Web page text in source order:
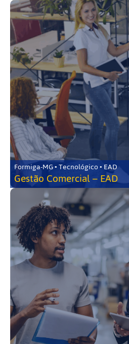
Formiga-MG • Tecnológico • EAD
Gestão Comercial – EAD